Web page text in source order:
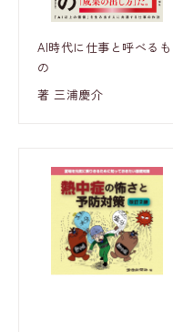
AI時代に仕事と呼べるも
の
著 三浦慶介